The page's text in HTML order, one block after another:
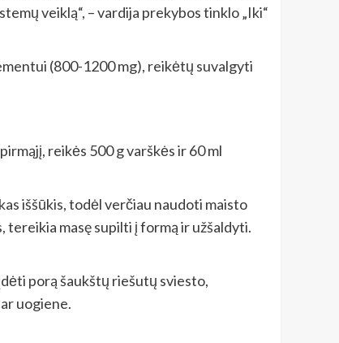
veiklą“, – vardija prekybos tinklo „Iki“
(800-1200 mg), reikėtų suvalgyti
reikės 500 g varškės ir 60 ml
iššūkis, todėl verčiau naudoti maisto
masę supilti į formą ir užšaldyti.
porą šaukštų riešutų sviesto,
uogiene.